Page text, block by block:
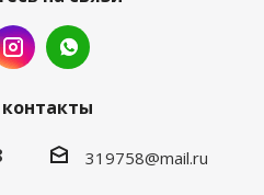
319758@mail.ru